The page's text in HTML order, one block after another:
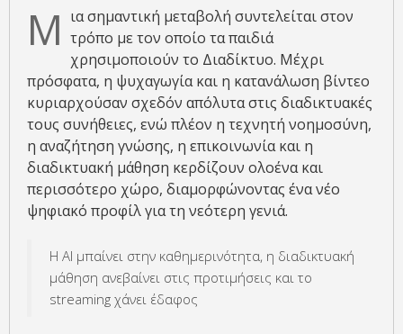
Μ ια σημαντική μεταβολή συντελείται στον
τρόπο με τον οποίο τα παιδιά
χρησιμοποιούν το Διαδίκτυο. Μέχρι
πρόσφατα, η ψυχαγωγία και η κατανάλωση βίντεο
κυριαρχούσαν σχεδόν απόλυτα στις διαδικτυακές
τους συνήθειες, ενώ πλέον η τεχνητή νοημοσύνη,
η αναζήτηση γνώσης, η επικοινωνία και η
διαδικτυακή μάθηση κερδίζουν ολοένα και
περισσότερο χώρο, διαμορφώνοντας ένα νέο
ψηφιακό προφίλ για τη νεότερη γενιά.
Η ΑΙ μπαίνει στην καθημερινότητα, η διαδικτυακή
μάθηση ανεβαίνει στις προτιμήσεις και το
streaming χάνει έδαφος